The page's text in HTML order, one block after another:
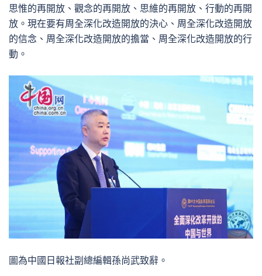
思惟的再開放、觀念的再開放、思維的再開放、行動的再開
放。現在要有周全深化改造開放的決心、周全深化改造開放
的信念、周全深化改造開放的擔當、周全深化改造開放的行
動。
圖為中國日報社副總編輯孫尚武致辭。